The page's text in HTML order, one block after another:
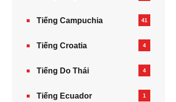
Tiếng Campuchia 41
Tiếng Croatia 4
Tiếng Do Thái 4
Tiếng Ecuador 1